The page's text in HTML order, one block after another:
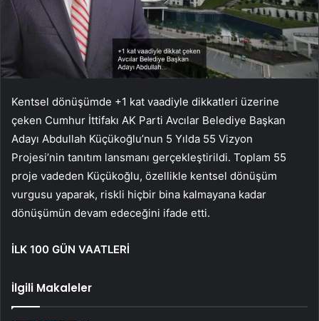
Kentsel dönüşümde +1 kat vaadiyle dikkatleri üzerine
çeken Cumhur İttifakı AK Parti Avcılar Belediye Başkan
Adayı Abdullah Küçükoğlu’nun 5 Yılda 55 Vizyon
Projesi’nin tanıtım lansmanı gerçekleştirildi. Toplam 55
proje vadeden Küçükoğlu, özellikle kentsel dönüşüm
vurgusu yaparak, riskli hiçbir bina kalmayana kadar
dönüşümün devam edeceğini ifade etti.
İLK 100 GÜN VAATLERİ
İlgili Makaleler